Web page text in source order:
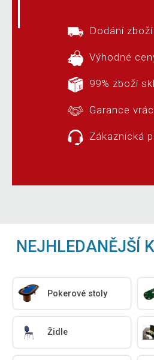
Dodání
Výhodné
99% zboží
Garance
Zákaznická
NEJHLEDANĚJŠÍ
Pokerové stoly
Židle